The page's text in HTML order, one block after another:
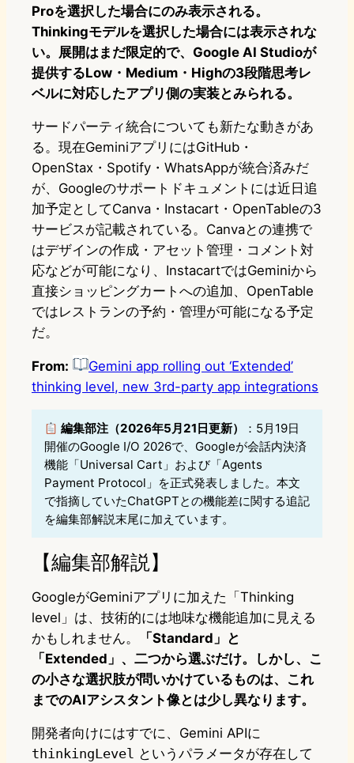
Proを選択した場合にのみ表示される。
Thinkingモデルを選択した場合には表示されな
い。展開はまだ限定的で、Google AI Studioが
提供するLow・Medium・Highの3段階思考レ
ベルに対応したアプリ側の実装とみられる。
サードパーティ統合についても新たな動きがあ
る。現在GeminiアプリにはGitHub・
OpenStax・Spotify・WhatsAppが統合済みだ
が、Googleのサポートドキュメントには近日追
加予定としてCanva・Instacart・OpenTableの3
サービスが記載されている。Canvaとの連携で
はデザインの作成・アセット管理・コメント対
応などが可能になり、InstacartではGeminiから
直接ショッピングカートへの追加、OpenTable
ではレストランの予約・管理が可能になる予定
だ。
From:
Gemini app rolling out ‘Extended’
thinking level, new 3rd-party app integrations
編集部注（2026年5月21日更新）
：5月19日
開催のGoogle I/O 2026で、Googleが会話内決済
機能「Universal Cart」および「Agents
Payment Protocol」を正式発表しました。本文
で指摘していたChatGPTとの機能差に関する追記
を編集部解説末尾に加えています。
【編集部解説】
GoogleがGeminiアプリに加えた「Thinking
level」は、技術的には地味な機能追加に見える
かもしれません。
「Standard」と
「Extended」、二つから選ぶだけ。しかし、こ
の小さな選択肢が問いかけているものは、これ
までのAIアシスタント像とは少し異なります。
開発者向けにはすでに、Gemini APIに
thinkingLevel というパラメータが存在して